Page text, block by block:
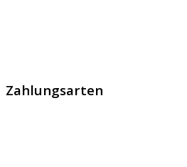
Zahlungsarten